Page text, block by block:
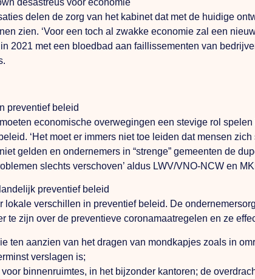
delen de zorg van het kabinet dat met de huidige
zien. ‘Voor een toch al zwakke economie zal een
2021 met een bloedbad aan faillissementen van
preventief beleid
economische overwegingen een stevige rol
‘Het moet er immers niet toe leiden dat mensen
gelden en ondernemers in “strenge” gemeenten de
slechts verschoven’ aldus LWV/VNO-NCW en
preventief beleid
lokale verschillen in preventief beleid. De
te zijn over de preventieve coronamaatregelen en ze
ten aanzien van het dragen van mondkapjes zoals in
verslagen is;
binnenruimtes, in het bijzonder kantoren; de